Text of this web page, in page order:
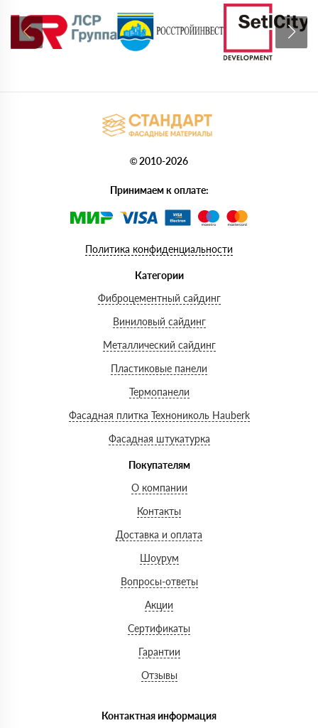
© 2010-2026
Принимаем к оплате:
Политика конфиденциальности
Категории
Фиброцементный сайдинг
Виниловый сайдинг
Металлический сайдинг
Пластиковые панели
Термопанели
Фасадная плитка Технониколь Hauberk
Фасадная штукатурка
Покупателям
О компании
Контакты
Доставка и оплата
Шоурум
Вопросы-ответы
Акции
Сертификаты
Гарантии
Отзывы
Контактная информация